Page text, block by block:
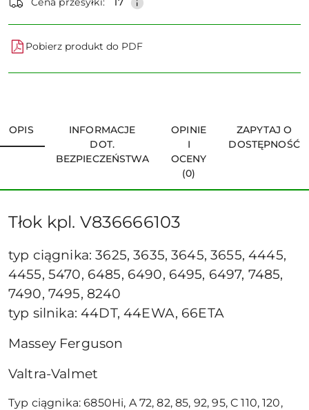
Pobierz produkt do PDF
OPIS
INFORMACJE
DOT.
BEZPIECZEŃSTWA
OPINIE
I
OCENY
(0)
ZAPYTAJ O
DOSTĘPNOŚĆ
Tłok kpl. V836666103
typ ciągnika: 3625, 3635, 3645, 3655, 4445,
4455, 5470, 6485, 6490, 6495, 6497, 7485,
7490, 7495, 8240
typ silnika: 44DT, 44EWA, 66ETA
Massey Ferguson
Valtra-Valmet
Typ ciągnika: 6850Hi, A 72, 82, 85, 92, 95, C 110, 120,